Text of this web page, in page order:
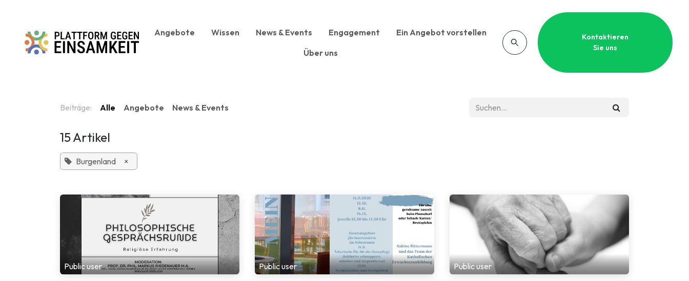
Angebote Wissen News & Events Engagement
Ein Angebot vorstellen
Über uns
Kontaktieren
Sie uns
Beiträge: Alle Angebote News & Events
15 Artikel
Burgenland ×
Public user Public user Public user